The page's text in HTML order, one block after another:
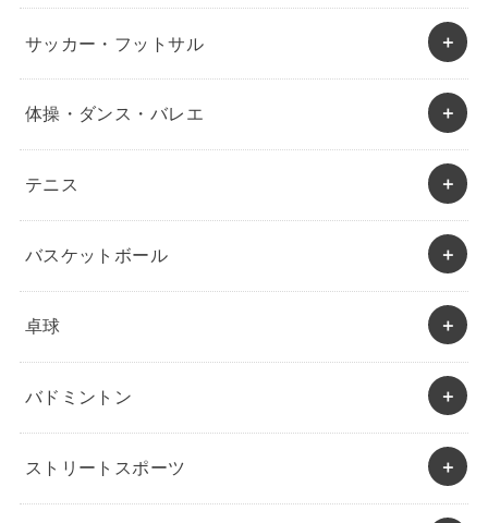
サッカー・フットサル
体操・ダンス・バレエ
テニス
バスケットボール
卓球
バドミントン
ストリートスポーツ